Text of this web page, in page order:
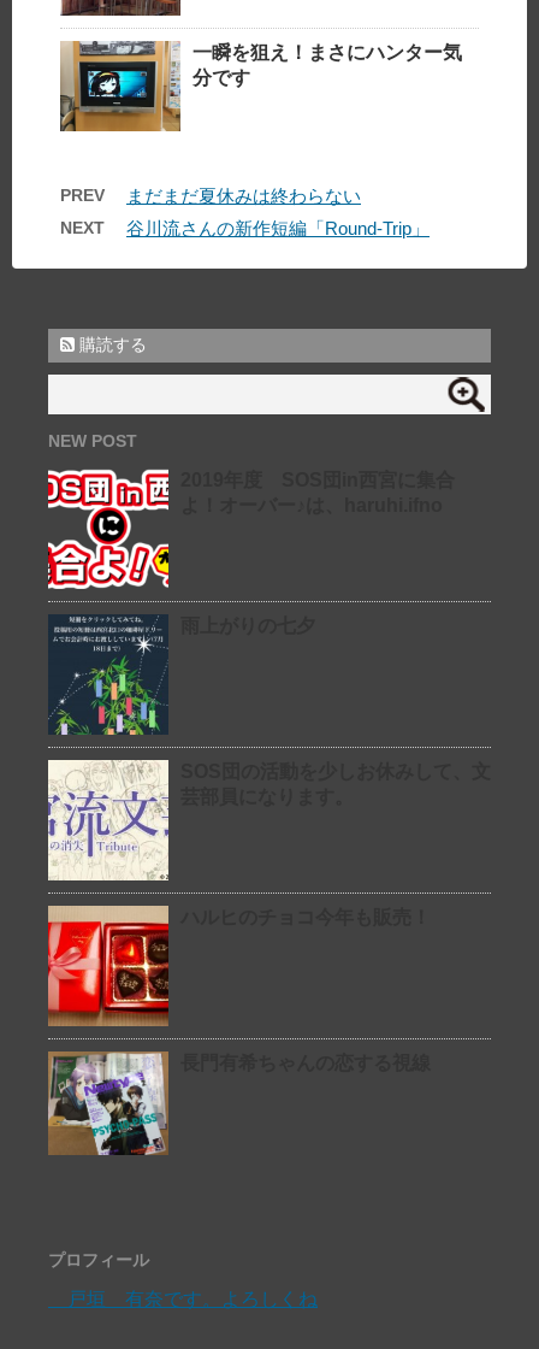
一瞬を狙え！まさにハンター気
分です
PREV まだまだ夏休みは終わらない
NEXT 谷川流さんの新作短編「Round-Trip」
購読する
NEW POST
プロフィール
戸垣 有奈です。よろしくね